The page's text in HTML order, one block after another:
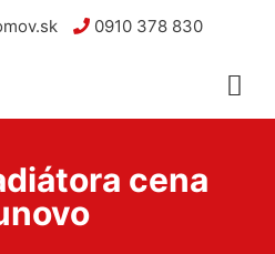
0910 378 830
cena